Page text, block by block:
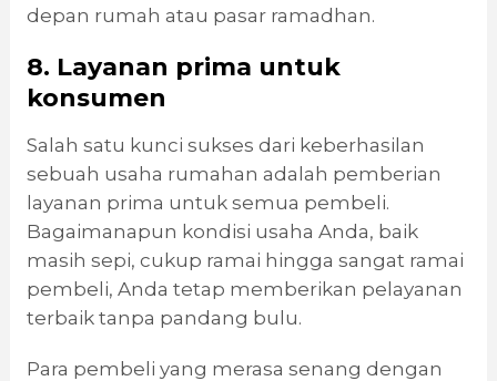
depan rumah atau pasar ramadhan.
8. Layanan prima untuk
konsumen
Salah satu kunci sukses dari keberhasilan
sebuah usaha rumahan adalah pemberian
layanan prima untuk semua pembeli.
Bagaimanapun kondisi usaha Anda, baik
masih sepi, cukup ramai hingga sangat ramai
pembeli, Anda tetap memberikan pelayanan
terbaik tanpa pandang bulu.
Para pembeli yang merasa senang dengan